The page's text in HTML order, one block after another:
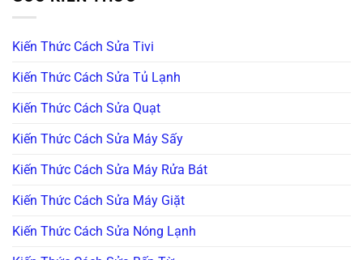
Kiến Thức Cách Sửa Tivi
Kiến Thức Cách Sửa Tủ Lạnh
Kiến Thức Cách Sửa Quạt
Kiến Thức Cách Sửa Máy Sấy
Kiến Thức Cách Sửa Máy Rửa Bát
Kiến Thức Cách Sửa Máy Giặt
Kiến Thức Cách Sửa Nóng Lạnh